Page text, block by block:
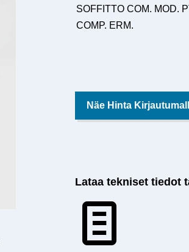
SOFFITTO COM. MOD.
COMP. ERM.
Näe Hinta
Lataa tekniset tiedot